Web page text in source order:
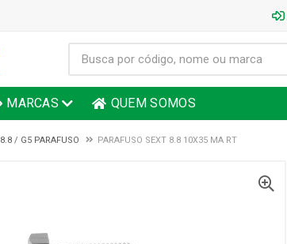
MARCAS QUEM SOMOS
8.8 / G5 PARAFUSO PARAFUSO SEXT 8.8 10X35 MA RT